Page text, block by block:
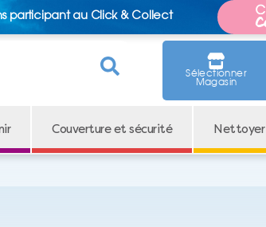
participant au Click & Collect
Sélectionner
Magasin
Couverture et sécurité Nettoyer